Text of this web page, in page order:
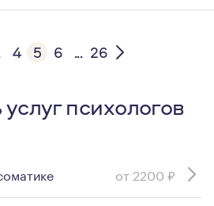
4 5 6 ... 26
психологов
от 2200 ₽